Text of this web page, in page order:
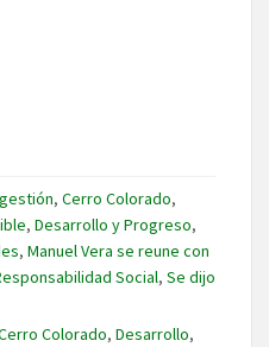
, Cerro Colorado,
, Desarrollo y Progreso,
, Manuel Vera se reune con
Social, Se dijo
Colorado, Desarrollo,